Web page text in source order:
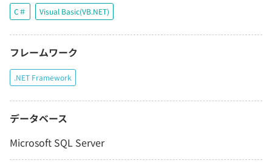
C＃ Visual Basic(VB.NET)
フレームワーク
.NET Framework
データベース
Microsoft SQL Server